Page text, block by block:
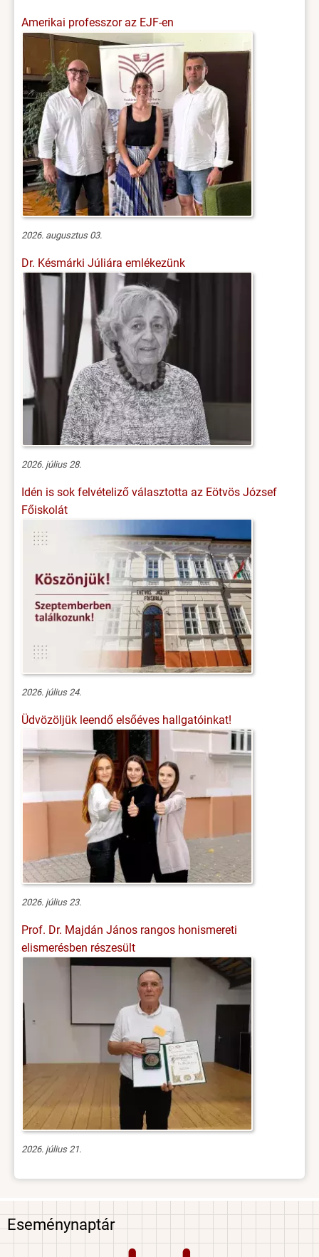
Amerikai professzor az EJF-en
2026. augusztus 03.
Dr. Késmárki Júliára emlékezünk
2026. július 28.
Idén is sok felvételiző választotta az Eötvös József
Főiskolát
2026. július 24.
Üdvözöljük leendő elsőéves hallgatóinkat!
2026. július 23.
Prof. Dr. Majdán János rangos honismereti
elismerésben részesült
2026. július 21.
Eseménynaptár